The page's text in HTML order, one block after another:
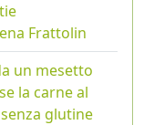
Frattolin
un mesetto
la carne al
glutine